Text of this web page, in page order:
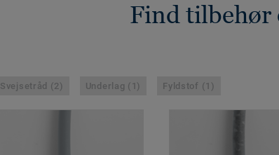
Find tilbehør
Svejsetråd (2) Underlag (1) Fyldstof (1)